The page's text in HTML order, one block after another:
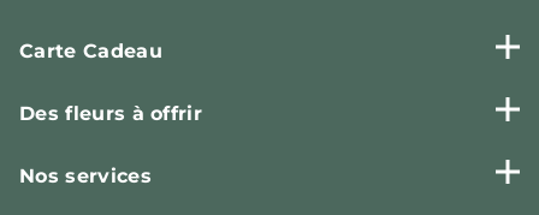
Carte Cadeau
Des fleurs à offrir
Nos services